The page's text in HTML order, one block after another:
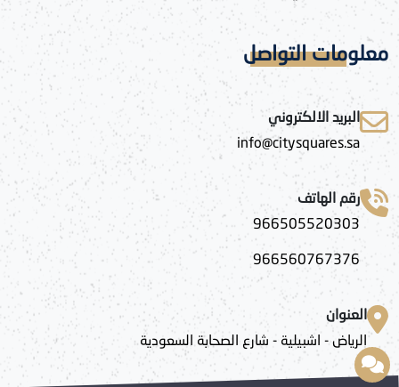
معلومات التواصل
البريد الالكتروني
info@citysquares.sa
رقم الهاتف
966505520303
966560767376
العنوان
الرياض - اشبيلية - شارع الصحابة السعودية